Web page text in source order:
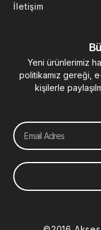
İletişim
Yeni ürünlerimiz
politikamız gereği,
kişilerle
Email